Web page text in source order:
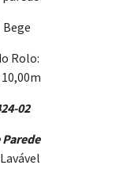
Rolo:
02